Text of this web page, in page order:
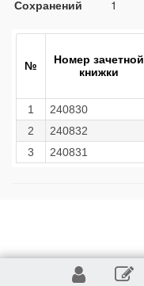
Сохранений
1
№
Номер зачетной
книжки
1
240830
2
240832
3
240831